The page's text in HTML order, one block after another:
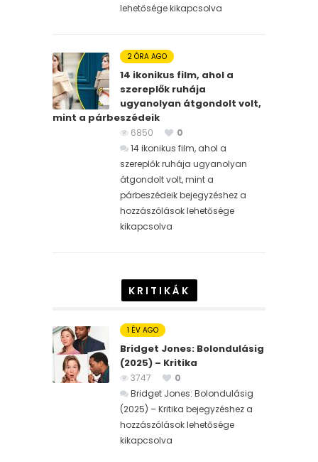
lehetősége kikapcsolva
2 ÓRA AGO
14 ikonikus film, ahol a
szereplők ruhája
ugyanolyan átgondolt volt,
mint a párbeszédeik
6850
0
14 ikonikus film, ahol a
szereplők ruhája ugyanolyan
átgondolt volt, mint a
párbeszédeik bejegyzéshez a
hozzászólások lehetősége
kikapcsolva
KRITIKÁK
1 ÉV AGO
Bridget Jones: Bolondulásig
(2025) – Kritika
3747
0
Bridget Jones: Bolondulásig
(2025) – Kritika bejegyzéshez a
hozzászólások lehetősége
kikapcsolva